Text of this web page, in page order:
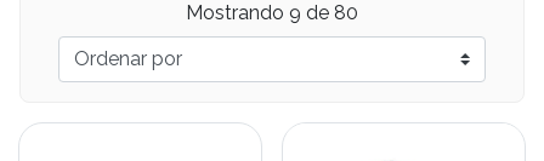
Mostrando 9 de 80